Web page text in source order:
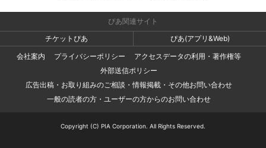
ぴあ関連サイト
チケットぴあ
ぴあ(アプリ&Web)
会社案内
プライバシーポリシー
アクセスデータの利用・著作権等
外部送信ポリシー
広告出稿・お取り組みのご相談・情報掲載・その他お問い合わせ
一般の読者の方・ユーザーの方からのお問い合わせ
Copyright (C) PIA Corporation. All Rights Reserved.